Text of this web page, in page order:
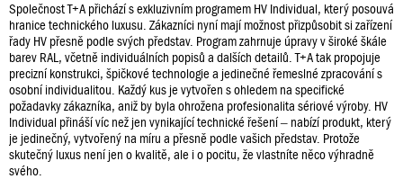
Společnost T+A přichází s exkluzivním programem HV Individual, který posouvá
hranice technického luxusu. Zákazníci nyní mají možnost přizpůsobit si zařízení
řady HV přesně podle svých představ. Program zahrnuje úpravy v široké škále
barev RAL, včetně individuálních popisů a dalších detailů. T+A tak propojuje
precizní konstrukci, špičkové technologie a jedinečné řemeslné zpracování s
osobní individualitou. Každý kus je vytvořen s ohledem na specifické
požadavky zákazníka, aniž by byla ohrožena profesionalita sériové výroby. HV
Individual přináší víc než jen vynikající technické řešení – nabízí produkt, který
je jedinečný, vytvořený na míru a přesně podle vašich představ. Protože
skutečný luxus není jen o kvalitě, ale i o pocitu, že vlastníte něco výhradně
svého.